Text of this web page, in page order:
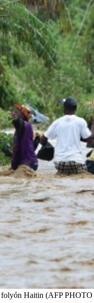
folyón Haitin (AFP